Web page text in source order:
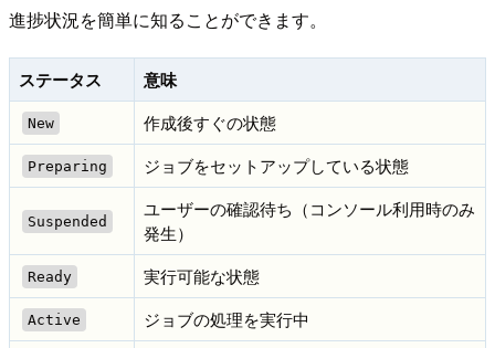
進捗状況を簡単に知ることができます。
ステータス 意味
New 作成後すぐの状態
Preparing ジョブをセットアップしている状態
Suspended
ユーザーの確認待ち（コンソール利用時のみ
発生）
Ready 実行可能な状態
Active ジョブの処理を実行中